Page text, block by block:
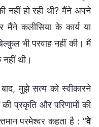
नहीं हो रही थी? मैंने अपने
मैंने कलीसिया के कार्य या
भी परवाह नहीं की। मैं
थी।
मुझे सत्य को स्वीकारने
प्रकृति और परिणामों की
परमेश्वर कहता है : “वे